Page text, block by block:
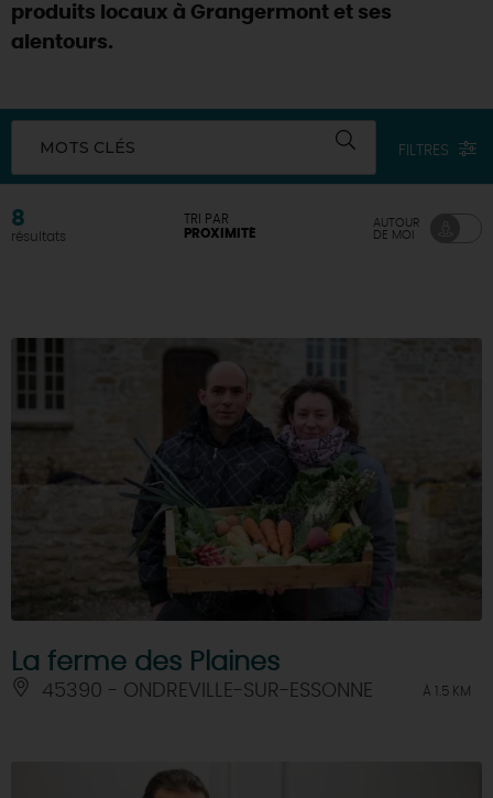
DEMAIN
TOUT L'AGENDA
produits locaux à Grangermont et ses
alentours.
MOTS CLÉS FILTRES
8
résultats
TRI PAR
PROXIMITÉ
AUTOUR
DE MOI
La ferme des Plaines
45390 - ONDREVILLE-SUR-ESSONNE À 1.5 KM